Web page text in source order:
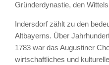
Gründerdynastie, den
Indersdorf zählt zu den
Altbayerns. Über
1783 war das Augustiner
wirtschaftliches und